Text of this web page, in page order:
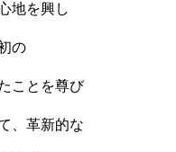
地を興し
の
ことを尊び
、革新的な